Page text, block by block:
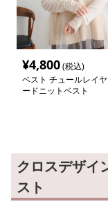
¥4,800(税込)
ベスト チュールレイヤ
ードニットベスト
クロスデザイ
スト